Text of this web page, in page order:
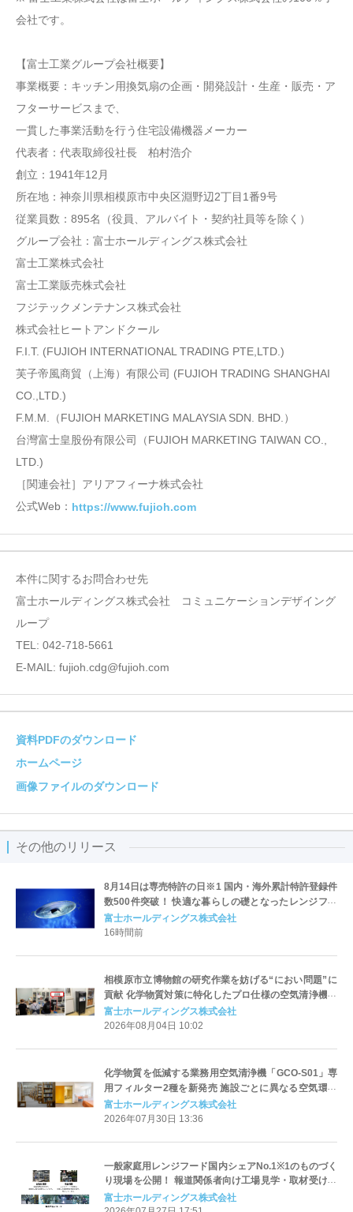
会社です。
【富士工業グループ会社概要】
事業概要：キッチン用換気扇の企画・開発設計・生産・販売・ア
フターサービスまで、
一貫した事業活動を行う住宅設備機器メーカー
代表者：代表取締役社長 柏村浩介
創立：1941年12月
所在地：神奈川県相模原市中央区淵野辺2丁目1番9号
従業員数：895名（役員、アルバイト・契約社員等を除く）­­
グループ会社：富士ホールディングス株式会社
富士工業株式会社
富士工業販売株式会社
フジテックメンテナンス株式会社
株式会社ヒートアンドクール
F.I.T. (FUJIOH INTERNATIONAL TRADING PTE,LTD.)
芙子帝風商貿（上海）有限公司 (FUJIOH TRADING SHANGHAI
CO.,LTD.)
F.M.M.（FUJIOH MARKETING MALAYSIA SDN. BHD.）
台灣富士皇股份有限公司（FUJIOH MARKETING TAIWAN CO.,
LTD.)
［関連会社］アリアフィーナ株式会社
公式Web： https://www.fujioh.com
本件に関するお問合わせ先
富士ホールディングス株式会社 コミュニケーションデザイング
ループ
TEL: 042-718-5661
E-MAIL: fujioh.cdg@fujioh.com
資料PDFのダウンロード
ホームページ
画像ファイルのダウンロード
その他のリリース
8月14日は専売特許の日※1 国内・海外累計特許登録件
数500件突破！ 快適な暮らしの礎となったレンジフー
ドの技術を紹介
富士ホールディングス株式会社
16時間前
相模原市立博物館の研究作業を妨げる“におい問題”に
貢献 化学物質対策に特化したプロ仕様の空気清浄機で
快適な研究環境実現を目指す
富士ホールディングス株式会社
2026年08月04日 10:02
化学物質を低減する業務用空気清浄機「GCO-S01」専
用フィルター2種を新発売 施設ごとに異なる空気環境
の課題に対応し、 医療・介護施設、図書館等で対策が
求められる化学物質を効率的に捕集
富士ホールディングス株式会社
2026年07月30日 13:36
一般家庭用レンジフード国内シェアNo.1※1のものづく
り現場を公開！ 報道関係者向け工場見学・取材受け入
れを随時実施
富士ホールディングス株式会社